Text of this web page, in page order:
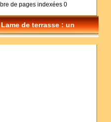
de pages indexées 0
de terrasse : un